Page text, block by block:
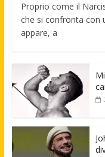
Proprio come il
che si confronta con
appare, a